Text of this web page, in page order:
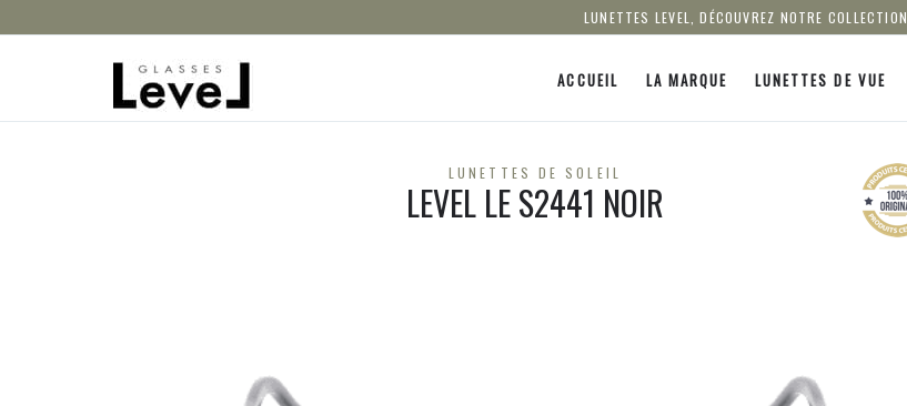
LUNETTES LEVEL, DÉCOUVREZ NOTRE COLLECTION
ACCUEIL LA MARQUE LUNETTES DE VUE
LUNETTES DE SOLEIL
LEVEL LE S2441 NOIR